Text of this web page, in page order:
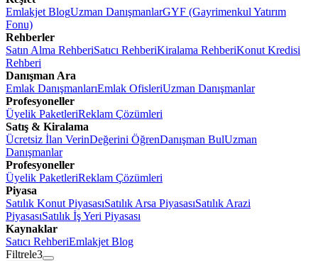
Emlakjet BlogUzman DanışmanlarGYF (Gayrimenkul Yatırım
Fonu)
Rehberler
Satın Alma RehberiSatıcı RehberiKiralama RehberiKonut Kredisi
Rehberi
Danışman Ara
Emlak DanışmanlarıEmlak OfisleriUzman Danışmanlar
Profesyoneller
Üyelik PaketleriReklam Çözümleri
Satış & Kiralama
Ücretsiz İlan VerinDeğerini ÖğrenDanışman BulUzman
Danışmanlar
Profesyoneller
Üyelik PaketleriReklam Çözümleri
Piyasa
Satılık Konut PiyasasıSatılık Arsa PiyasasıSatılık Arazi
PiyasasıSatılık İş Yeri Piyasası
Kaynaklar
Satıcı RehberiEmlakjet Blog
Filtrele3